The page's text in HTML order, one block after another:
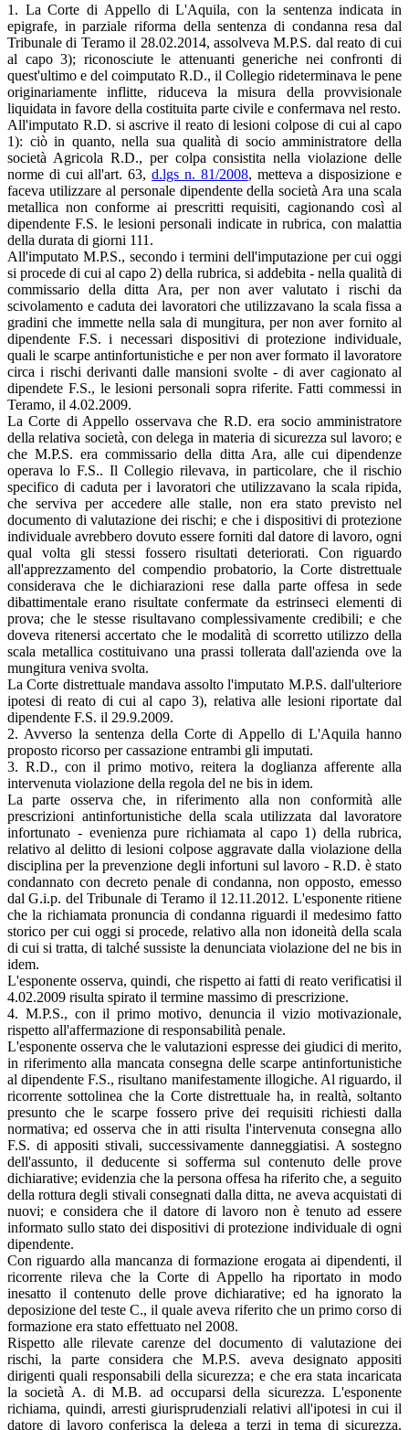
1. La Corte di Appello di L'Aquila, con la sentenza indicata in
epigrafe, in parziale riforma della sentenza di condanna resa dal
Tribunale di Teramo il 28.02.2014, assolveva M.P.S. dal reato di cui
al capo 3); riconosciute le attenuanti generiche nei confronti di
quest'ultimo e del coimputato R.D., il Collegio rideterminava le pene
originariamente inflitte, riduceva la misura della provvisionale
liquidata in favore della costituita parte civile e confermava nel resto.
All'imputato R.D. si ascrive il reato di lesioni colpose di cui al capo
1): ciò in quanto, nella sua qualità di socio amministratore della
società Agricola R.D., per colpa consistita nella violazione delle
norme di cui all'art. 63,d.lgs n. 81/2008, metteva a disposizione e
faceva utilizzare al personale dipendente della società Ara una scala
metallica non conforme ai prescritti requisiti, cagionando così al
dipendente F.S. le lesioni personali indicate in rubrica, con malattia
della durata di giorni 111.
All'imputato M.P.S., secondo i termini dell'imputazione per cui oggi
si procede di cui al capo 2) della rubrica, si addebita - nella qualità di
commissario della ditta Ara, per non aver valutato i rischi da
scivolamento e caduta dei lavoratori che utilizzavano la scala fissa a
gradini che immette nella sala di mungitura, per non aver fornito al
dipendente F.S. i necessari dispositivi di protezione individuale,
quali le scarpe antinfortunistiche e per non aver formato il lavoratore
circa i rischi derivanti dalle mansioni svolte - di aver cagionato al
dipendete F.S., le lesioni personali sopra riferite. Fatti commessi in
Teramo, il 4.02.2009.
La Corte di Appello osservava che R.D. era socio amministratore
della relativa società, con delega in materia di sicurezza sul lavoro; e
che M.P.S. era commissario della ditta Ara, alle cui dipendenze
operava lo F.S.. Il Collegio rilevava, in particolare, che il rischio
specifico di caduta per i lavoratori che utilizzavano la scala ripida,
che serviva per accedere alle stalle, non era stato previsto nel
documento di valutazione dei rischi; e che i dispositivi di protezione
individuale avrebbero dovuto essere forniti dal datore di lavoro, ogni
qual volta gli stessi fossero risultati deteriorati. Con riguardo
all'apprezzamento del compendio probatorio, la Corte distrettuale
considerava che le dichiarazioni rese dalla parte offesa in sede
dibattimentale erano risultate confermate da estrinseci elementi di
prova; che le stesse risultavano complessivamente credibili; e che
doveva ritenersi accertato che le modalità di scorretto utilizzo della
scala metallica costituivano una prassi tollerata dall'azienda ove la
mungitura veniva svolta.
La Corte distrettuale mandava assolto l'imputato M.P.S. dall'ulteriore
ipotesi di reato di cui al capo 3), relativa alle lesioni riportate dal
dipendente F.S. il 29.9.2009.
2. Avverso la sentenza della Corte di Appello di L'Aquila hanno
proposto ricorso per cassazione entrambi gli imputati.
3. R.D., con il primo motivo, reitera la doglianza afferente alla
intervenuta violazione della regola del ne bis in idem.
La parte osserva che, in riferimento alla non conformità alle
prescrizioni antinfortunistiche della scala utilizzata dal lavoratore
infortunato - evenienza pure richiamata al capo 1) della rubrica,
relativo al delitto di lesioni colpose aggravate dalla violazione della
disciplina per la prevenzione degli infortuni sul lavoro - R.D. è stato
condannato con decreto penale di condanna, non opposto, emesso
dal G.i.p. del Tribunale di Teramo il 12.11.2012. L'esponente ritiene
che la richiamata pronuncia di condanna riguardi il medesimo fatto
storico per cui oggi si procede, relativo alla non idoneità della scala
di cui si tratta, di talché sussiste la denunciata violazione del ne bis in
idem.
L'esponente osserva, quindi, che rispetto ai fatti di reato verificatisi il
4.02.2009 risulta spirato il termine massimo di prescrizione.
4. M.P.S., con il primo motivo, denuncia il vizio motivazionale,
rispetto all'affermazione di responsabilità penale.
L'esponente osserva che le valutazioni espresse dei giudici di merito,
in riferimento alla mancata consegna delle scarpe antinfortunistiche
al dipendente F.S., risultano manifestamente illogiche. Al riguardo, il
ricorrente sottolinea che la Corte distrettuale ha, in realtà, soltanto
presunto che le scarpe fossero prive dei requisiti richiesti dalla
normativa; ed osserva che in atti risulta l'intervenuta consegna allo
F.S. di appositi stivali, successivamente danneggiatisi. A sostegno
dell'assunto, il deducente si sofferma sul contenuto delle prove
dichiarative; evidenzia che la persona offesa ha riferito che, a seguito
della rottura degli stivali consegnati dalla ditta, ne aveva acquistati di
nuovi; e considera che il datore di lavoro non è tenuto ad essere
informato sullo stato dei dispositivi di protezione individuale di ogni
dipendente.
Con riguardo alla mancanza di formazione erogata ai dipendenti, il
ricorrente rileva che la Corte di Appello ha riportato in modo
inesatto il contenuto delle prove dichiarative; ed ha ignorato la
deposizione del teste C., il quale aveva riferito che un primo corso di
formazione era stato effettuato nel 2008.
Rispetto alle rilevate carenze del documento di valutazione dei
rischi, la parte considera che M.P.S. aveva designato appositi
dirigenti quali responsabili della sicurezza; e che era stata incaricata
la società A. di M.B. ad occuparsi della sicurezza. L'esponente
richiama, quindi, arresti giurisprudenziali relativi all'ipotesi in cui il
datore di lavoro conferisca la delega a terzi in tema di sicurezza.